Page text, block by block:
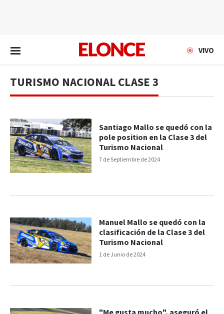
VIVO
TURISMO NACIONAL CLASE 3
7 de Septiembre de 2024
Santiago Mallo se quedó con la
pole position en la Clase 3 del
Turismo Nacional
1 de Junio de 2024
Manuel Mallo se quedó con la
clasificación de la Clase 3 del
Turismo Nacional